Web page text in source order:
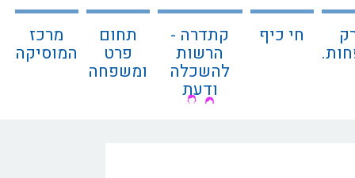
העיר
דבר
המנכ"ל
חי כיף קתדרה -
הרשות
להשכלה
ודעת
תחום
פרט
ומשפחה
מרכז
המוסיקה